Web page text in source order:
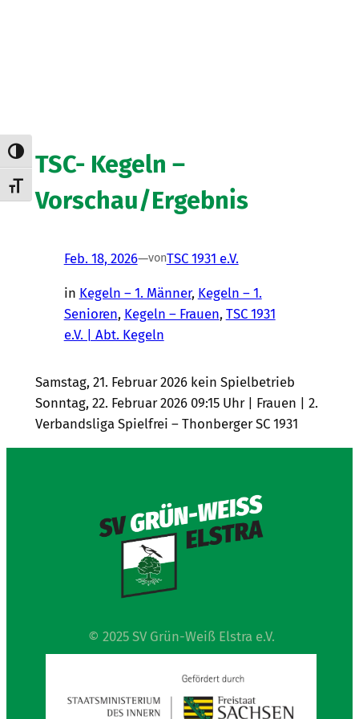
Umschalten auf hohe Kontraste
Schrift vergrößern
TSC- Kegeln –
Vorschau/Ergebnis
Feb. 18, 2026—vonTSC 1931 e.V.
in Kegeln – 1. Männer, Kegeln – 1.
Senioren, Kegeln – Frauen, TSC 1931
e.V. | Abt. Kegeln
Samstag, 21. Februar 2026 kein Spielbetrieb
Sonntag, 22. Februar 2026 09:15 Uhr | Frauen | 2.
Verbandsliga Spielfrei – Thonberger SC 1931
© 2025 SV Grün-Weiß Elstra e.V.